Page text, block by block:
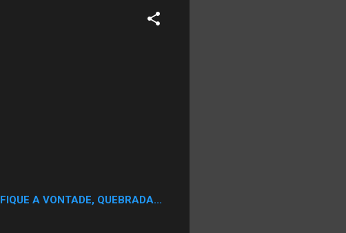
FIQUE A VONTADE, QUEBRADA...